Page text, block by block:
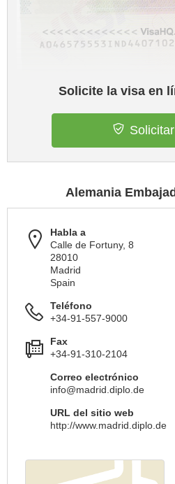
Solicite la visa en
Alemania
Habla a
Calle de Fortuny, 8
28010
Madrid
Spain
Teléfono
+34-91-557-9000
Fax
+34-91-310-2104
Correo electrónico
info@madrid.diplo.de
URL del sitio web
http://www.madrid.diplo.de